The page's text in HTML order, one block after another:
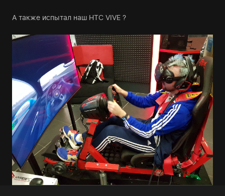
А также испытал наш HTC VIVE ?